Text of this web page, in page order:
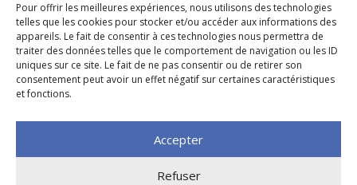
Pour offrir les meilleures expériences, nous utilisons des technologies
telles que les cookies pour stocker et/ou accéder aux informations des
appareils. Le fait de consentir à ces technologies nous permettra de
traiter des données telles que le comportement de navigation ou les ID
uniques sur ce site. Le fait de ne pas consentir ou de retirer son
consentement peut avoir un effet négatif sur certaines caractéristiques
et fonctions.
Accepter
Refuser
Politique de confidentialité